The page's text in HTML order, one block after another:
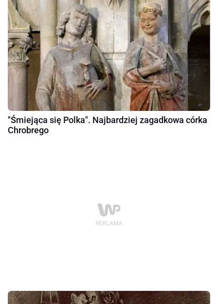
"Śmiejąca się Polka". Najbardziej zagadkowa córka
Chrobrego